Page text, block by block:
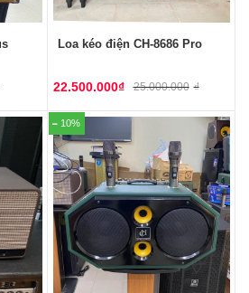
Loa kéo điện CH-8686 Pro
25.000.000 ₫
22.500.000₫
10%